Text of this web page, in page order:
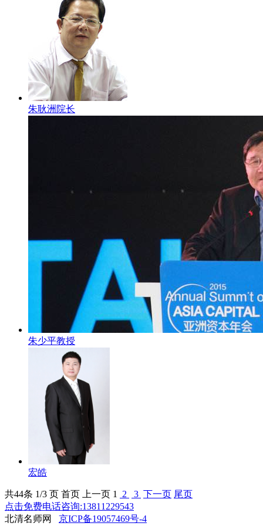
朱耿洲院长
朱少平教授
宏皓
共44条 1/3 页 首页 上一页 1 2 3 下一页 尾页
点击免费电话咨询:13811229543
北清名师网 京ICP备19057469号-4